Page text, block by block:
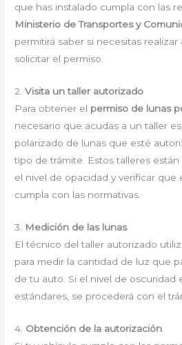
que has instalado cumpla con las
Ministerio de Transportes y
permitirá saber si necesitas
solicitar el permiso.
2.Visita un taller autorizado
Para obtener el permiso de lunas
necesario que acudas a un taller
polarizado de lunas que esté
tipo de trámite. Estos talleres
el nivel de opacidad y verificar que
cumpla con las normativas.
3.
Medición de las lunas
El técnico del taller autorizado
para medir la cantidad de luz que
de tu auto. Si el nivel de oscuridad
estándares, se procederá con el
4. Obtención de la autorización